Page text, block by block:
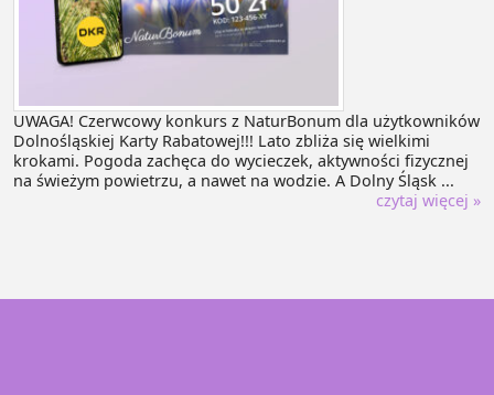
UWAGA! Czerwcowy konkurs z NaturBonum dla użytkowników
Dolnośląskiej Karty Rabatowej!!! Lato zbliża się wielkimi
krokami. Pogoda zachęca do wycieczek, aktywności fizycznej
na świeżym powietrzu, a nawet na wodzie. A Dolny Śląsk ...
czytaj więcej »